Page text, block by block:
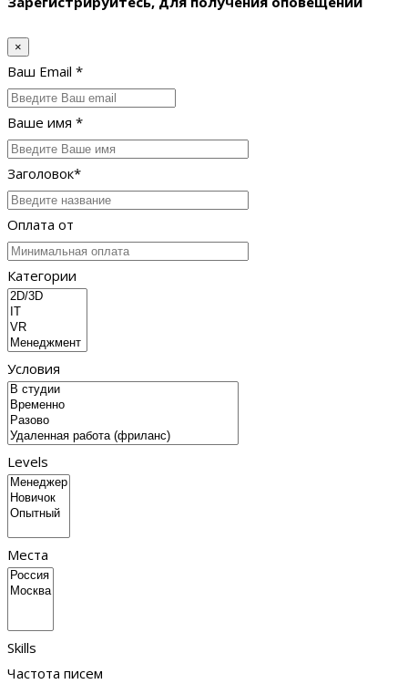
×
Ваш Email *
Ваше имя *
Заголовок*
Оплата от
Категории
Условия
Levels
Места
Skills
Частота писем